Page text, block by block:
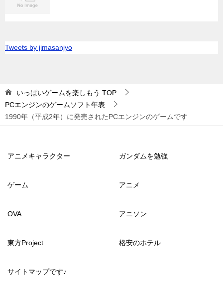
Tweets by jimasanjyo
いっぱいゲームを楽しもう TOP
PCエンジンのゲームソフト年表
1990年（平成2年）に発売されたPCエンジンのゲームです
アニメキャラクター ガンダムを勉強
ゲーム アニメ
OVA アニソン
東方Project 格安のホテル
サイトマップです♪